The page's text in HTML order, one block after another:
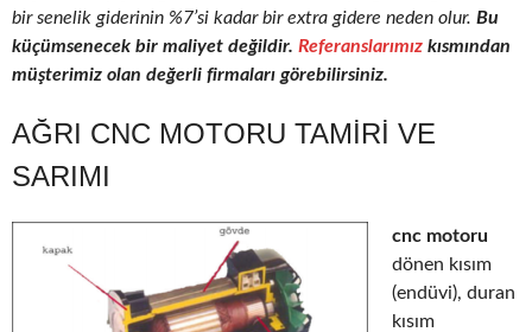
bir senelik giderinin %7’si kadar bir extra gidere neden olur. Bu
küçümsenecek bir maliyet değildir. Referanslarımız kısmından
müşterimiz olan değerli firmaları görebilirsiniz.
AĞRI CNC MOTORU TAMIRI VE
SARIMI
cnc motoru
dönen kısım
(endüvi), duran
kısım